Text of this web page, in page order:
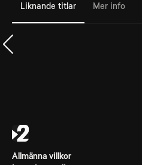
Liknande titlar Mer info
Allmänna villkor